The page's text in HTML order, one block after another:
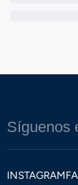
Síguenos
INSTAGRAM